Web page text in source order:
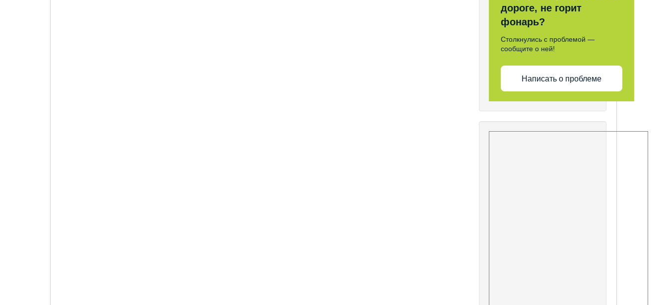
дороге, не горит
фонарь?
Столкнулись с проблемой —
сообщите о ней!
Написать о проблеме